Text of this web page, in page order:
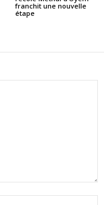
franchit une nouvelle
étape